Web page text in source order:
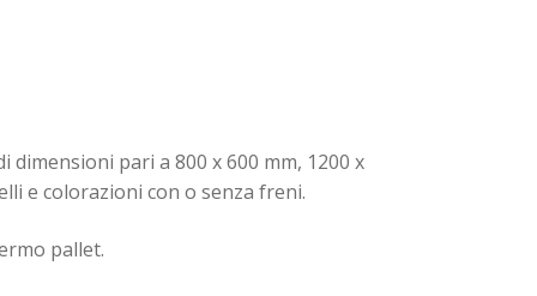
pari a 800 x 600 mm, 1200 x
e colorazioni con o senza freni.
pallet.